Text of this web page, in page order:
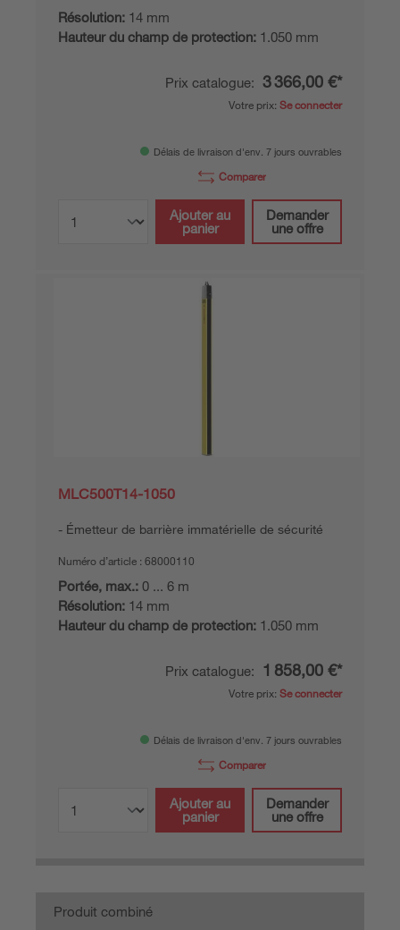
Résolution: 14 mm
Hauteur du champ de protection: 1.050 mm
Prix catalogue: 3 366,00 €*
Votre prix: Se connecter
Délais de livraison d'env. 7 jours ouvrables
Comparer
Ajouter au
panier
Demander
une offre
MLC500T14-1050
Émetteur de barrière immatérielle de sécurité
Numéro d’article : 68000110
Portée, max.: 0 ... 6 m
Résolution: 14 mm
Hauteur du champ de protection: 1.050 mm
Prix catalogue: 1 858,00 €*
Votre prix: Se connecter
Délais de livraison d'env. 7 jours ouvrables
Comparer
Ajouter au
panier
Demander
une offre
Produit combiné